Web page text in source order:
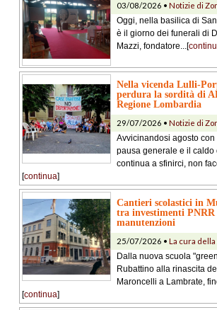
03/08/2026 • Notizie di
Oggi, nella basilica di
è il giorno dei funerali di
Mazzi, fondatore...[
Nella vicenda Lulli-
perdura la sordità di
Regione Lombardia
29/07/2026 • Notizie di
Avvicinandosi agosto con
pausa generale e il caldo
continua a sfinirci, non
[continua]
Cantieri scolastici in
tra investimenti PNRR
manutenzioni
25/07/2026 • La cura della
Dalla nuova scuola
Rubattino alla rinascita
Maroncelli a Lambrate,
[continua]